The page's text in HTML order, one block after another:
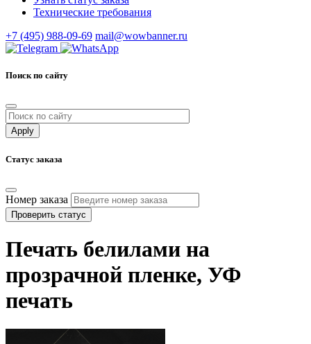
Технические требования
+7 (495) 988-09-69 mail@wowbanner.ru
Поиск по сайту
Статус заказа
Номер заказа
Проверить статус
Печать белилами на
прозрачной пленке, УФ
печать